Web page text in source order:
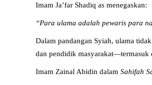
Imam Ja’far Shadiq as menegaskan:
“Para ulama adalah pewaris para
Dalam pandangan Syiah, ulama
dan pendidik masyarakat—termasuk
Imam Zainal Abidin dalam Sahifah